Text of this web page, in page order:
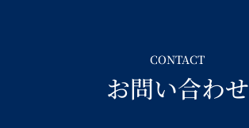
CONTACT
お問い合わせ